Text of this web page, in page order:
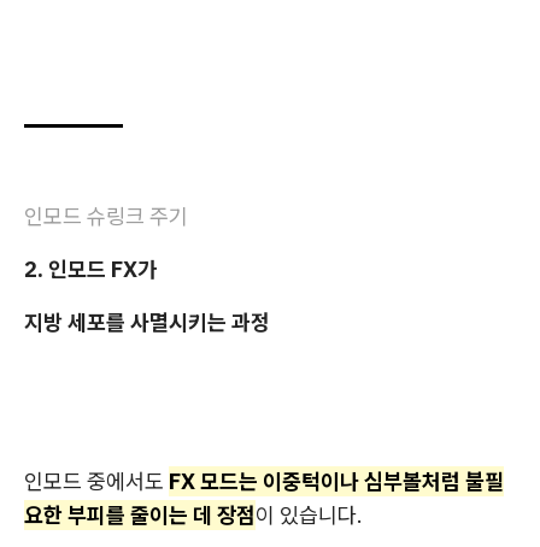
인모드 슈링크 주기
2. 인모드 FX가
지방 세포를 사멸시키는 과정
인모드 중에서도 FX 모드는 이중턱이나 심부볼처럼 불필
요한 부피를 줄이는 데 장점이 있습니다.